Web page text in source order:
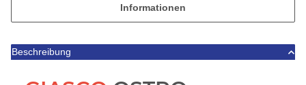
Informationen
Beschreibung